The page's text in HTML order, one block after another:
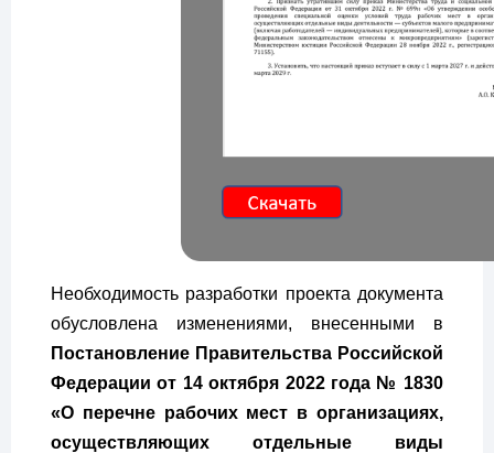
Необходимость разработки проекта документа
обусловлена изменениями, внесенными в
Постановление Правительства Российской
Федерации от 14 октября 2022 года № 1830
«О перечне рабочих мест в организациях,
осуществляющих отдельные виды